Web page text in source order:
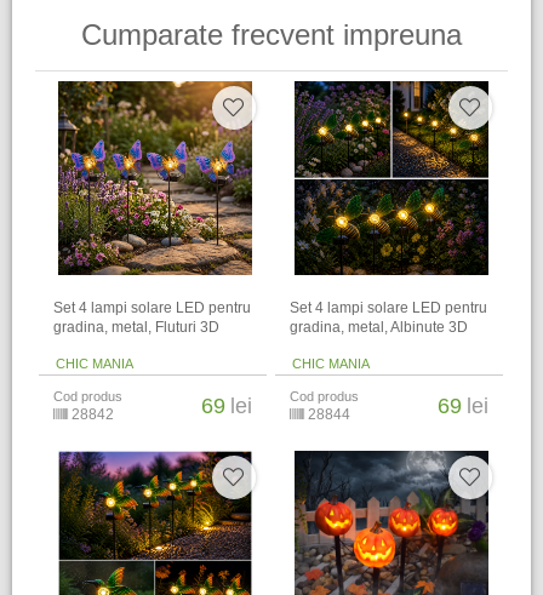
Cumparate frecvent impreuna
Set 4 lampi solare LED pentru
gradina, metal, Fluturi 3D
CHIC MANIA
Cod produs
28842 69 lei
Set 4 lampi solare LED pentru
gradina, metal, Albinute 3D
CHIC MANIA
Cod produs
28844 69 lei